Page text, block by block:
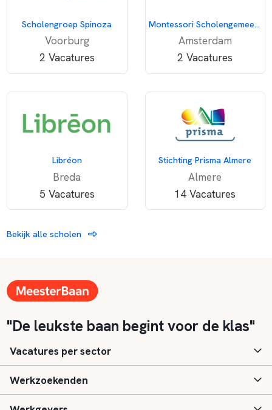
Scholengroep Spinoza
Voorburg
2 Vacatures
Montessori Scholengemeenschap Amsterdam
Amsterdam
2 Vacatures
Libréon
Breda
5 Vacatures
Stichting Prisma Almere
Almere
14 Vacatures
Bekijk alle scholen
"De leukste baan begint voor de klas"
Vacatures per sector
Basisonderwijs
Werkzoekenden